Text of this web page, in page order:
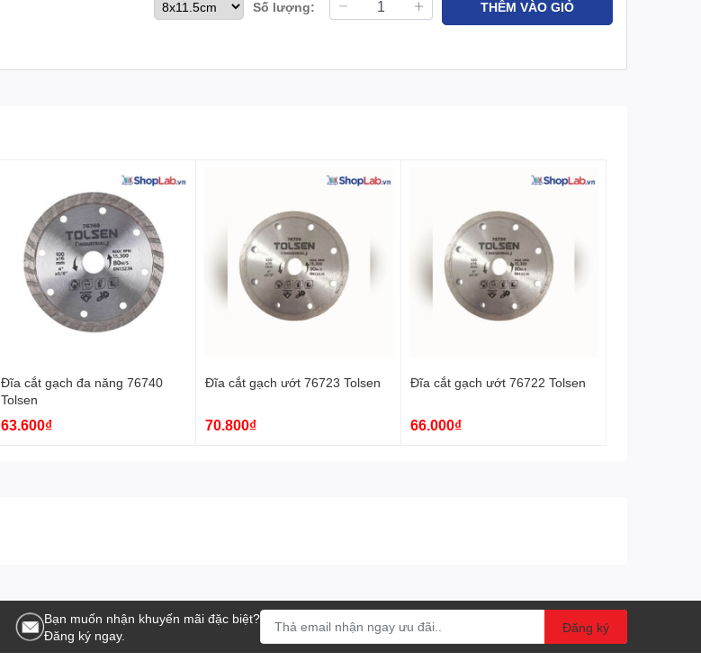
Số lượng: THÊM VÀO GIỎ
Đĩa cắt gạch đa năng 76740
Tolsen
63.600₫
Đĩa cắt gạch ướt 76723 Tolsen
70.800₫
Đĩa cắt gạch ướt 76722 Tolsen
66.000₫
Bạn muốn nhận khuyến mãi đặc biệt?
Đăng ký ngay.
Đăng ký